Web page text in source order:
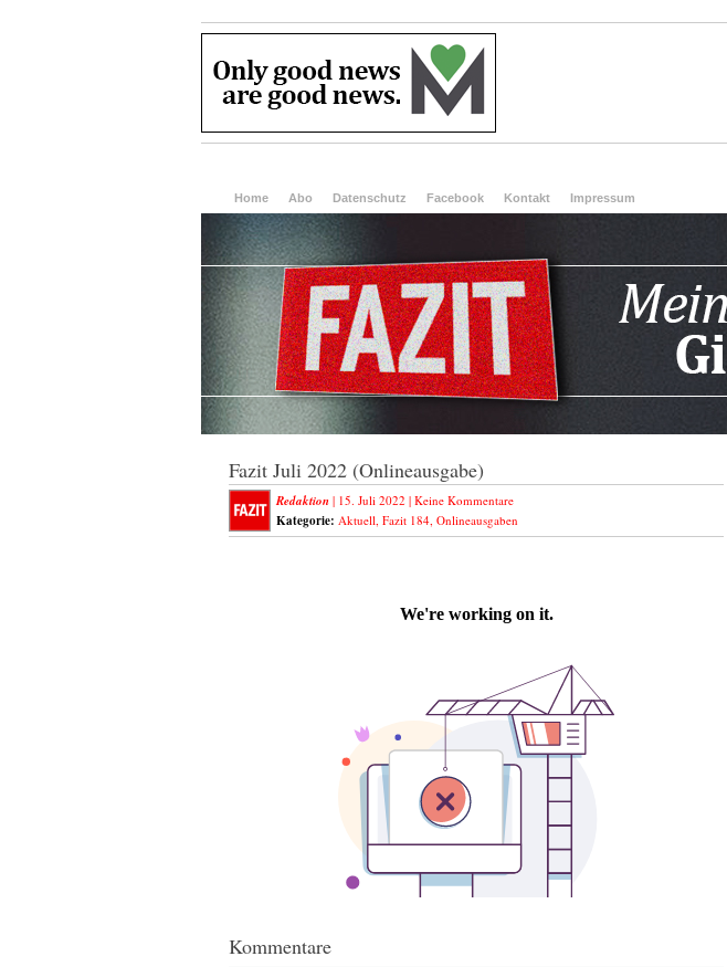
Home Abo Datenschutz Facebook Kontakt Impressum
Fazit Juli 2022 (Onlineausgabe)
Redaktion | 15. Juli 2022 | Keine Kommentare
Kategorie: Aktuell, Fazit 184, Onlineausgaben
Kommentare